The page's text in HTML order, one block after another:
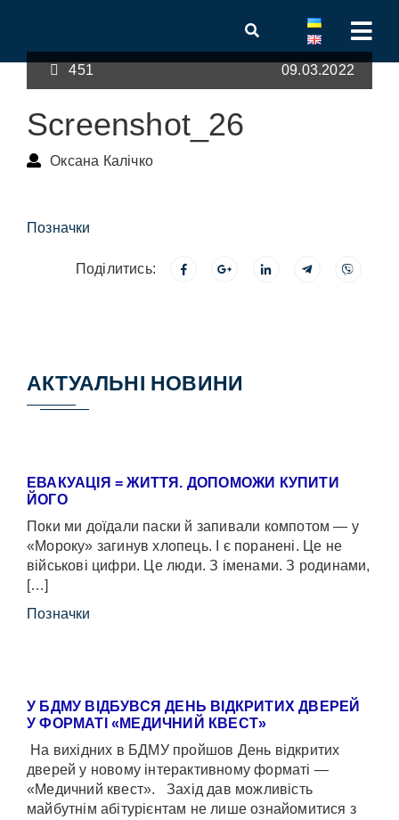
451 09.03.2022
Screenshot_26
Оксана Калічко
Позначки
Поділитись:
АКТУАЛЬНІ НОВИНИ
ЕВАКУАЦІЯ = ЖИТТЯ. ДОПОМОЖИ КУПИТИ
ЙОГО
Поки ми доїдали паски й запивали компотом — у
«Мороку» загинув хлопець. І є поранені. Це не
військові цифри. Це люди. З іменами. З родинами,
[…]
Позначки
У БДМУ ВІДБУВСЯ ДЕНЬ ВІДКРИТИХ ДВЕРЕЙ
У ФОРМАТІ «МЕДИЧНИЙ КВЕСТ»
На вихідних в БДМУ пройшов День відкритих
дверей у новому інтерактивному форматі —
«Медичний квест». Захід дав можливість
майбутнім абітурієнтам не лише ознайомитися з